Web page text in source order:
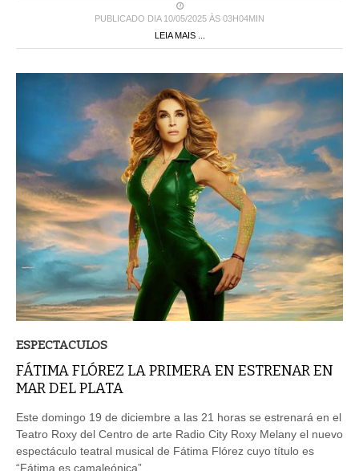
PUBLICADO DIA 10/05/2025 ÀS 03H04MIN
LEIA MAIS ...
ESPECTACULOS
FÁTIMA FLÓREZ LA PRIMERA EN ESTRENAR EN
MAR DEL PLATA
Este domingo 19 de diciembre a las 21 horas se estrenará en el
Teatro Roxy del Centro de arte Radio City Roxy Melany el nuevo
espectáculo teatral musical de Fátima Flórez cuyo título es
“Fátima es camaleónica”.